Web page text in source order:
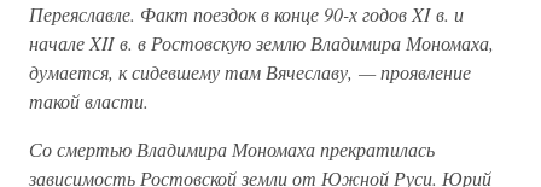
Переяславле. Факт поездок в конце 90-х годов XI в. и
начале XII в. в Ростовскую землю Владимира Мономаха,
думается, к сидевшему там Вячеславу, — проявление
такой власти.
Со смертью Владимира Мономаха прекратилась
зависимость Ростовской земли от Южной Руси. Юрий